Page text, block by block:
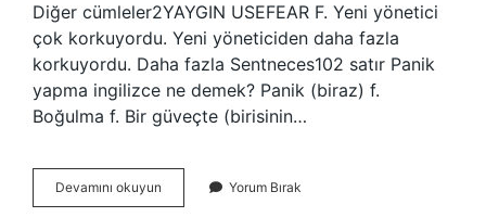
Diğer cümleler2YAYGIN USEFEAR F. Yeni yönetici
çok korkuyordu. Yeni yöneticiden daha fazla
korkuyordu. Daha fazla Sentneces102 satır Panik
yapma ingilizce ne demek? Panik (biraz) f.
Boğulma f. Bir güveçte (birisinin…
Devamını okuyun
Ingilizcesi
Yorum Bırak